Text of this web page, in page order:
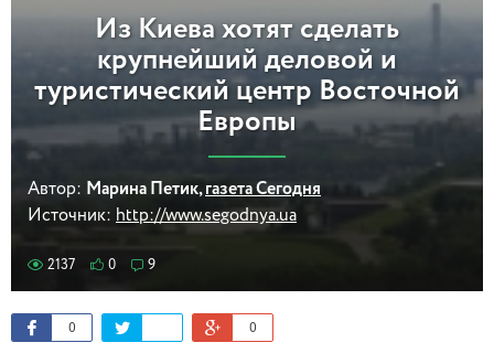
Из Киева хотят сделать
крупнейший деловой и
туристический центр Восточной
Европы
Автор: Марина Петик,газета Сегодня
Источник: http://www.segodnya.ua
2137 0 9
0 0